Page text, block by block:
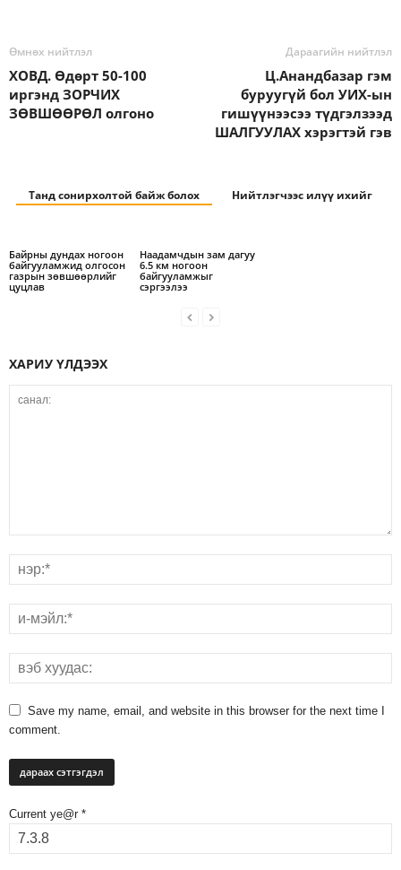
Өмнөх нийтлэл
ХОВД. Өдөрт 50-100
иргэнд ЗОРЧИХ
ЗӨВШӨӨРӨЛ олгоно
Дараагийн нийтлэл
Ц.Анандбазар гэм
буруугүй бол УИХ-ын
гишүүнээсээ түдгэлзээд
ШАЛГУУЛАХ хэрэгтэй гэв
Танд сонирхолтой байж болох Нийтлэгчээс илүү ихийг
Байрны дундах ногоон
байгууламжид олгосон
газрын зөвшөөрлийг
цуцлав
Наадамчдын зам дагуу
6.5 км ногоон
байгууламжыг
сэргээлээ
ХАРИУ ҮЛДЭЭХ
Save my name, email, and website in this browser for the next time I
comment.
Current ye@r *